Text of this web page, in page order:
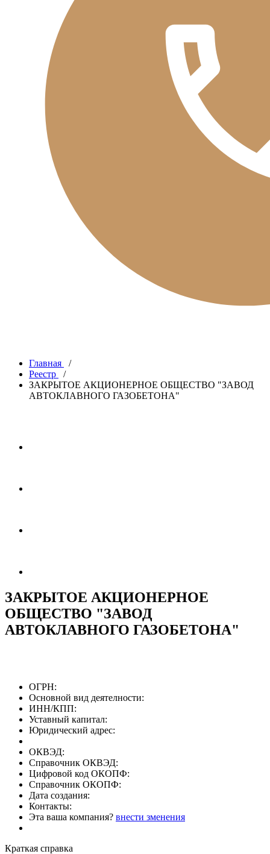
Главная
/
Реестр
/
ЗАКРЫТОЕ АКЦИОНЕРНОЕ ОБЩЕСТВО "ЗАВОД
АВТОКЛАВНОГО ГАЗОБЕТОНА"
ЗАКРЫТОЕ АКЦИОНЕРНОЕ
ОБЩЕСТВО "ЗАВОД
АВТОКЛАВНОГО ГАЗОБЕТОНА"
ОГРН:
Основной вид деятелности:
ИНН/КПП:
Уставный капитал:
Юридический адрес:
ОКВЭД:
Справочник ОКВЭД:
Цифровой код ОКОПФ:
Справочник ОКОПФ:
Дата создания:
Контакты:
Эта ваша компания? внести зменения
Краткая справка